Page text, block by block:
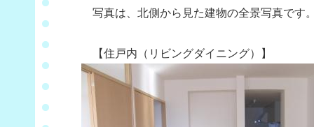
写真は、北側から見た建物の全景写真です
【住戸内（リビングダイニング）】